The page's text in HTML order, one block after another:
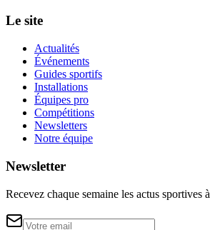
Le site
Actualités
Événements
Guides sportifs
Installations
Équipes pro
Compétitions
Newsletters
Notre équipe
Newsletter
Recevez chaque semaine les actus sportives à